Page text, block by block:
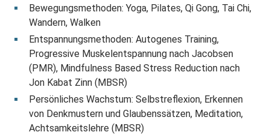
Bewegungsmethoden: Yoga, Pilates, Qi Gong, Tai Chi,
Wandern, Walken
Entspannungsmethoden: Autogenes Training,
Progressive Muskelentspannung nach Jacobsen
(PMR), Mindfulness Based Stress Reduction nach
Jon Kabat Zinn (MBSR)
Persönliches Wachstum: Selbstreflexion, Erkennen
von Denkmustern und Glaubenssätzen, Meditation,
Achtsamkeitslehre (MBSR)